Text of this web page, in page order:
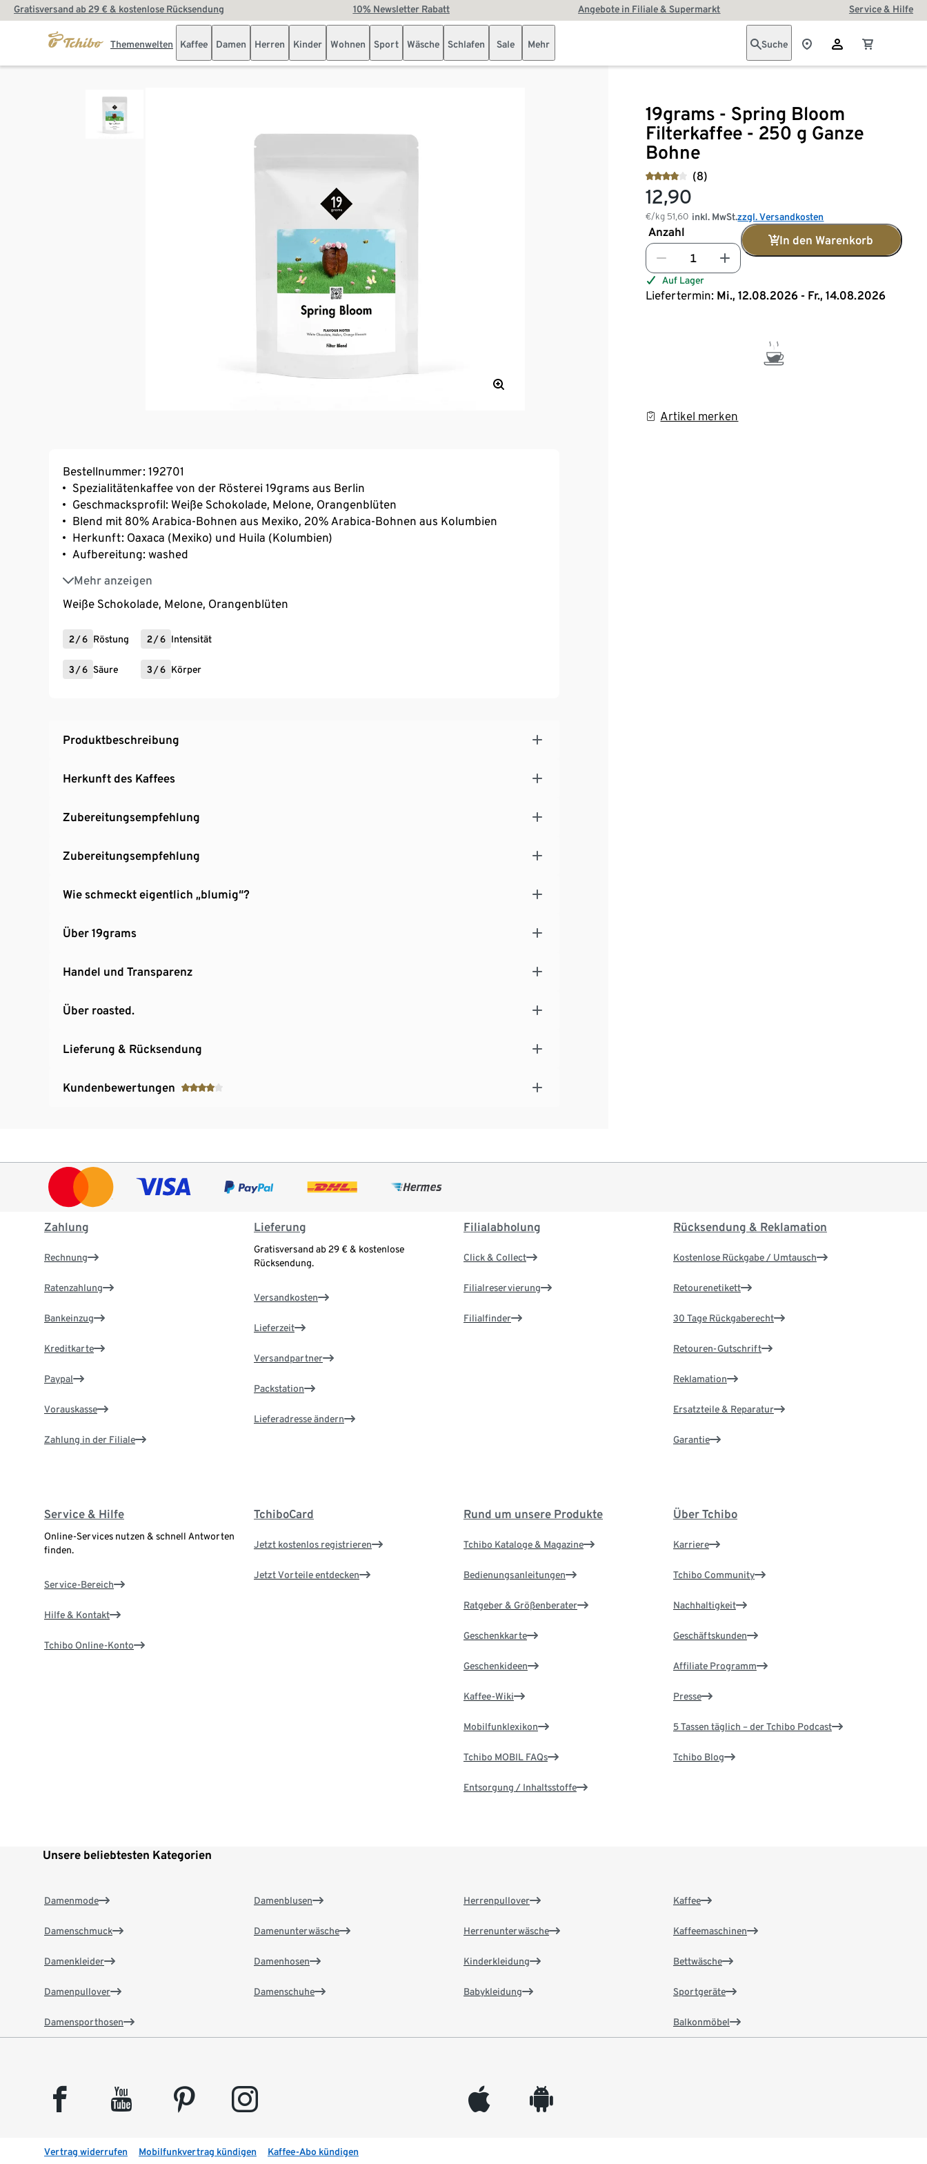
Gratisversand ab 29 € & kostenlose Rücksendung 10% Newsletter Rabatt Angebote in Filiale & Supermarkt Service & Hilfe
Themenwelten Kaffee Damen Herren Kinder Wohnen Sport Wäsche Schlafen Sale Mehr Suche
19grams - Spring Bloom
Filterkaffee - 250 g Ganze
Bohne
(8)
12,90
€/kg 51,60 inkl. MwSt.zzgl. Versandkosten
Anzahl
In den Warenkorb
Auf Lager
Liefertermin: Mi., 12.08.2026 - Fr., 14.08.2026
Artikel merken
Bestellnummer: 192701
Spezialitätenkaffee von der Rösterei 19grams aus Berlin
Geschmacksprofil: Weiße Schokolade, Melone, Orangenblüten
Blend mit 80% Arabica-Bohnen aus Mexiko, 20% Arabica-Bohnen aus Kolumbien
Herkunft: Oaxaca (Mexiko) und Huila (Kolumbien)
Aufbereitung: washed
Mehr anzeigen
Varietät: Typica, Bourbon und Colombia
Weiße Schokolade, Melone, Orangenblüten
2 /6 Röstung 2 /6 Intensität
3 /6 Säure 3 /6 Körper
Produktbeschreibung
Herkunft des Kaffees
Zubereitungsempfehlung
Zubereitungsempfehlung
Wie schmeckt eigentlich „blumig“?
Über 19grams
Handel und Transparenz
Über roasted.
Lieferung & Rücksendung
Kundenbewertungen
Zahlung
Rechnung
Ratenzahlung
Bankeinzug
Kreditkarte
Paypal
Vorauskasse
Zahlung in der Filiale
Lieferung
Gratisversand ab 29 € & kostenlose
Rücksendung.
Versandkosten
Lieferzeit
Versandpartner
Packstation
Lieferadresse ändern
Filialabholung
Click & Collect
Filialreservierung
Filialfinder
Rücksendung & Reklamation
Kostenlose Rückgabe / Umtausch
Retourenetikett
30 Tage Rückgaberecht
Retouren-Gutschrift
Reklamation
Ersatzteile & Reparatur
Garantie
Service & Hilfe
Online-Services nutzen & schnell Antworten
finden.
Service-Bereich
Hilfe & Kontakt
Tchibo Online-Konto
TchiboCard
Jetzt kostenlos registrieren
Jetzt Vorteile entdecken
Rund um unsere Produkte
Tchibo Kataloge & Magazine
Bedienungsanleitungen
Ratgeber & Größenberater
Geschenkkarte
Geschenkideen
Kaffee-Wiki
Mobilfunklexikon
Tchibo MOBIL FAQs
Entsorgung / Inhaltsstoffe
Über Tchibo
Karriere
Tchibo Community
Nachhaltigkeit
Geschäftskunden
Affiliate Programm
Presse
5 Tassen täglich – der Tchibo Podcast
Tchibo Blog
Unsere beliebtesten Kategorien
Damenmode
Damenschmuck
Damenkleider
Damenpullover
Damensporthosen
Damenblusen
Damenunterwäsche
Damenhosen
Damenschuhe
Herrenpullover
Herrenunterwäsche
Kinderkleidung
Babykleidung
Kaffee
Kaffeemaschinen
Bettwäsche
Sportgeräte
Balkonmöbel
facebook youtube pinterest instagram appleinc android
Vertrag widerrufen Mobilfunkvertrag kündigen Kaffee-Abo kündigen